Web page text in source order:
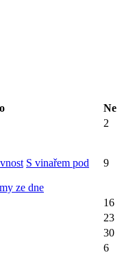
Ne
2
S vinařem pod
ze dne
9
16
23
30
6